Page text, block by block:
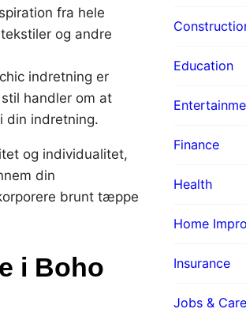
fra hele
og andre
indretning er
handler om at
din indretning.
og individualitet,
din
brunt tæppe
i Boho
Education
Finance
Health
Home
Insurance
Jobs &